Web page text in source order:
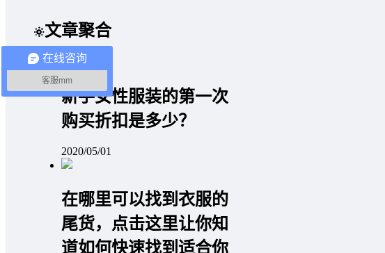
文章聚合
新手女性服装的第一次
购买折扣是多少？
2020/05/01
在哪里可以找到衣服的
尾货，点击这里让你知
道如何快速找到适合你
在线咨询
客服mm